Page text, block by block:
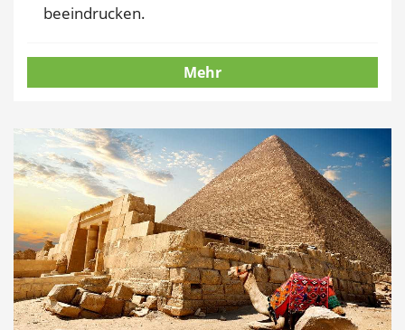
beeindrucken.
Mehr